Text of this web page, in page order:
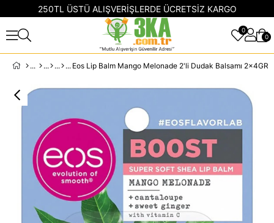
250TL ÜSTÜ ALIŞVERİŞLERDE ÜCRETSİZ KARGO
0
0
Eos Lip Balm Mango Melonade 2'li Dudak Balsamı 2x4GR